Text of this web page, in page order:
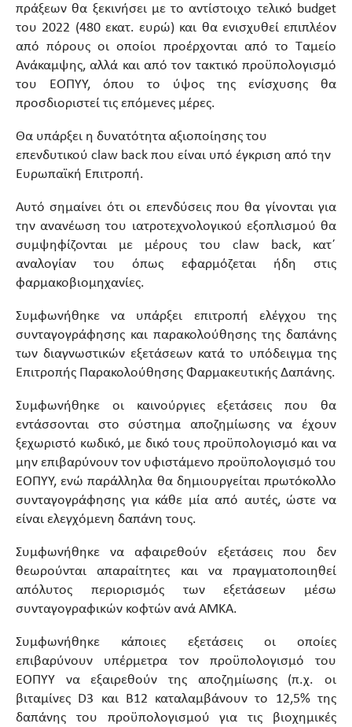
πράξεων θα ξεκινήσει με το αντίστοιχο τελικό budget
του 2022 (480 εκατ. ευρώ) και θα ενισχυθεί επιπλέον
από πόρους οι οποίοι προέρχονται από το Ταμείο
Ανάκαμψης, αλλά και από τον τακτικό προϋπολογισμό
του ΕΟΠΥΥ, όπου το ύψος της ενίσχυσης θα
προσδιοριστεί τις επόμενες μέρες.
Θα υπάρξει η δυνατότητα αξιοποίησης του
επενδυτικού claw back που είναι υπό έγκριση από την
Ευρωπαϊκή Επιτροπή.
Αυτό σημαίνει ότι οι επενδύσεις που θα γίνονται για
την ανανέωση του ιατροτεχνολογικού εξοπλισμού θα
συμψηφίζονται με μέρους του claw back, κατ΄
αναλογίαν του όπως εφαρμόζεται ήδη στις
φαρμακοβιομηχανίες.
Συμφωνήθηκε να υπάρξει επιτροπή ελέγχου της
συνταγογράφησης και παρακολούθησης της δαπάνης
των διαγνωστικών εξετάσεων κατά το υπόδειγμα της
Επιτροπής Παρακολούθησης Φαρμακευτικής Δαπάνης.
Συμφωνήθηκε οι καινούργιες εξετάσεις που θα
εντάσσονται στο σύστημα αποζημίωσης να έχουν
ξεχωριστό κωδικό, με δικό τους προϋπολογισμό και να
μην επιβαρύνουν τον υφιστάμενο προϋπολογισμό του
ΕΟΠΥΥ, ενώ παράλληλα θα δημιουργείται πρωτόκολλο
συνταγογράφησης για κάθε μία από αυτές, ώστε να
είναι ελεγχόμενη δαπάνη τους.
Συμφωνήθηκε να αφαιρεθούν εξετάσεις που δεν
θεωρούνται απαραίτητες και να πραγματοποιηθεί
απόλυτος περιορισμός των εξετάσεων μέσω
συνταγογραφικών κοφτών ανά ΑΜΚΑ.
Συμφωνήθηκε κάποιες εξετάσεις οι οποίες
επιβαρύνουν υπέρμετρα τον προϋπολογισμό του
ΕΟΠΥΥ να εξαιρεθούν της αποζημίωσης (π.χ. οι
βιταμίνες D3 και B12 καταλαμβάνουν το 12,5% της
δαπάνης του προϋπολογισμού για τις βιοχημικές